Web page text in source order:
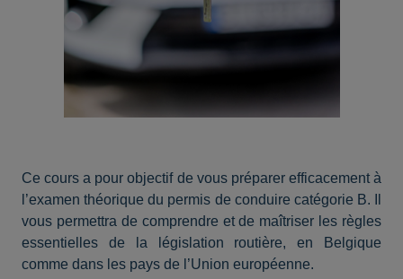
Ce cours a pour objectif de vous préparer efficacement à
l’examen théorique du permis de conduire catégorie B. Il
vous permettra de comprendre et de maîtriser les règles
essentielles de la législation routière, en Belgique
comme dans les pays de l’Union européenne.